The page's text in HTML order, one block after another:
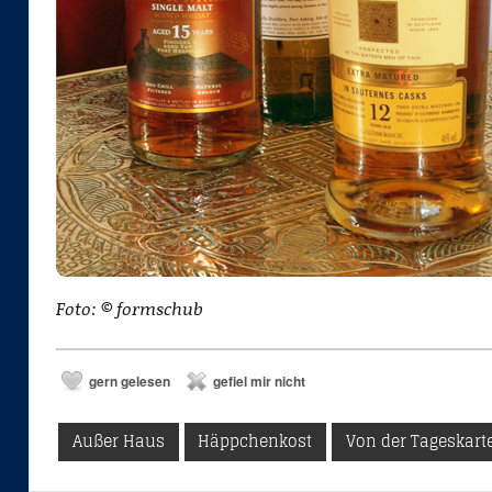
Foto: © formschub
gern gelesen gefiel mir nicht
Schlagwörter:
1
Außer Haus Häppchenkost Von der